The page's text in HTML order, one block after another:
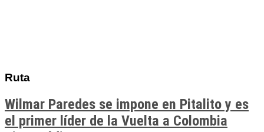
Ruta
Wilmar Paredes se impone en Pitalito y es
el primer líder de la Vuelta a Colombia